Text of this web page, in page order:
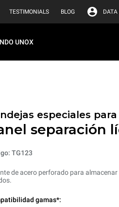
TESTIMONIALS BLOG DATA
UNOX
especiales
separación
TG123
de acero perforado para
gamas*: